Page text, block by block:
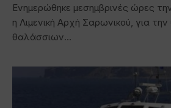
Ενημερώθηκε μεσημβρινές ώρες
η Λιμενική Αρχή Σαρωνικού, για
θαλάσσιων…